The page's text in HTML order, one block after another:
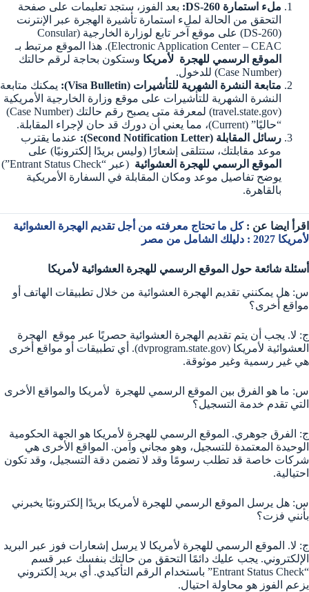
ملء استمارة DS-260:
بعد الفوز، ستجد تعليمات على صفحة
التحقق من الحالة لملء استمارة تأشيرة الهجرة عبر الإنترنت
(DS-260) على موقع آخر تابع لوزارة الخارجية (Consular
Electronic Application Center – CEAC). هذا الموقع مرتبط بـ
الموقع الرسمي للهجرة لأمريكا وستكون بحاجة لرقم حالتك
(Case Number) للدخول.
متابعة النشرة الشهرية للتأشيرات (Visa Bulletin):
يمكنك متابعة
النشرة الشهرية للتأشيرات على موقع وزارة الخارجية الأمريكية
(travel.state.gov) لمعرفة متى يصبح رقم حالتك (Case Number)
“حاليًا” (Current)، مما يعني أن دورك قد حان لإجراء المقابلة.
رسائل المقابلة (Second Notification Letter):
عندما يقترب
موعد مقابلتك، ستتلقى إشعارًا (وليس بريدًا إلكترونيًا) على
الموقع الرسمي للهجرة العشوائية
(عبر “Entrant Status Check”)
يوضح تفاصيل موعد ومكان المقابلة في السفارة الأمريكية
بالقاهرة.
اقرأ ايضا عن :كل ما تحتاج معرفته من أجل تقديم الهجرة العشوائية
لأمريكا 2027 : دليلك الشامل من مصر
أسئلة شائعة حول الموقع الرسمي للهجرة العشوائية لأمريكا
س: هل يمكنني تقديم الهجرة العشوائية من خلال تطبيقات الهاتف أو
مواقع أخرى؟
ج: لا. يجب أن يتم تقديم الهجرة العشوائية حصريًا عبر موقع الهجرة
العشوائية لأمريكا (dvprogram.state.gov). أي تطبيقات أو مواقع أخرى
هي غير رسمية وغير موثوقة.
س: ما هو الفرق بين الموقع الرسمي للهجرة لأمريكا والمواقع الأخرى
التي تقدم خدمة التسجيل؟
ج: الفرق جوهري. الموقع الرسمي للهجرة لأمريكا هو الجهة الحكومية
الوحيدة المعتمدة للتسجيل، وهو مجاني وآمن. المواقع الأخرى هي
شركات خاصة قد تطلب رسومًا وقد لا تضمن دقة التسجيل، وقد تكون
احتيالية.
س: هل يرسل الموقع الرسمي للهجرة لأمريكا بريدًا إلكترونيًا يخبرني
بأنني فزت؟
ج: لا. الموقع الرسمي للهجرة لأمريكا لا يرسل إشعارات فوز عبر البريد
الإلكتروني. يجب عليك دائمًا التحقق من حالتك بنفسك عبر قسم
“Entrant Status Check” باستخدام الرقم التأكيدي. أي بريد إلكتروني
يزعم الفوز هو محاولة احتيال.